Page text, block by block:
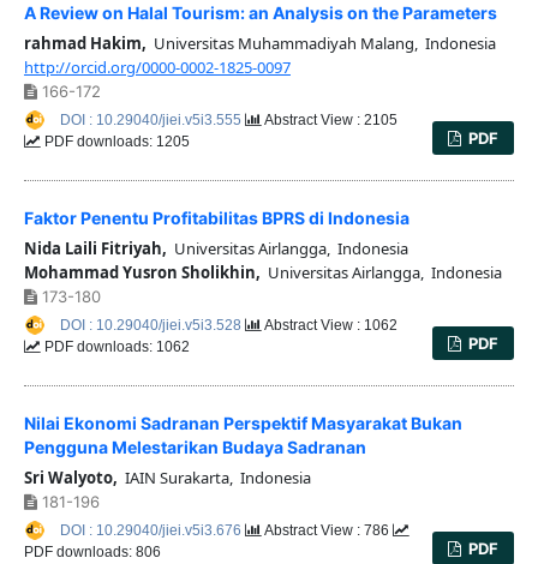
A Review on Halal Tourism: an Analysis on the Parameters
rahmad Hakim, Universitas Muhammadiyah Malang, Indonesia
http://orcid.org/0000-0002-1825-0097
166-172
PDF
DOI : 10.29040/jiei.v5i3.555
Abstract View : 2105
PDF downloads: 1205
Faktor Penentu Profitabilitas BPRS di Indonesia
Nida Laili Fitriyah, Universitas Airlangga, Indonesia
Mohammad Yusron Sholikhin, Universitas Airlangga, Indonesia
173-180
PDF
DOI : 10.29040/jiei.v5i3.528
Abstract View : 1062
PDF downloads: 1062
Nilai Ekonomi Sadranan Perspektif Masyarakat Bukan
Pengguna Melestarikan Budaya Sadranan
Sri Walyoto, IAIN Surakarta, Indonesia
181-196
PDF
DOI : 10.29040/jiei.v5i3.676
Abstract View : 786
PDF downloads: 806